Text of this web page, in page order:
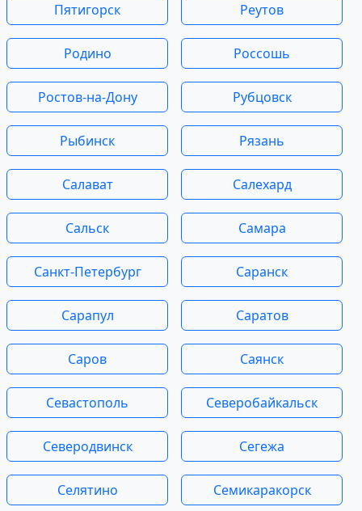
Пятигорск Реутов
Родино Россошь
Ростов-на-Дону Рубцовск
Рыбинск Рязань
Салават Салехард
Сальск Самара
Санкт-Петербург Саранск
Сарапул Саратов
Саров Саянск
Севастополь Северобайкальск
Северодвинск Сегежа
Селятино Семикаракорск